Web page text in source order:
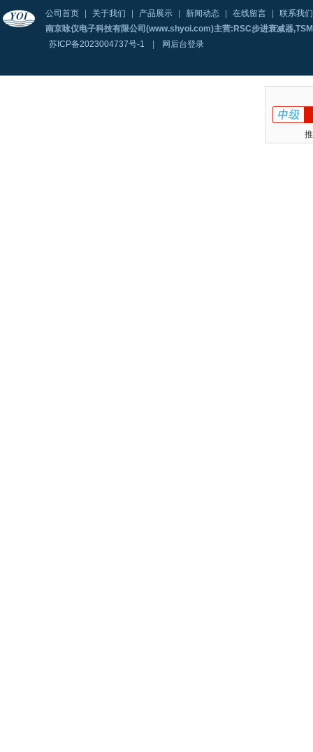
公司首页 关于我们 产品展示 新闻动态 在线留言
联系我们
南京咏仪电子科技有限公司(www.shyoi.com)主营:RSC步进衰减器
苏ICP备2023004737号-1
网后台登录